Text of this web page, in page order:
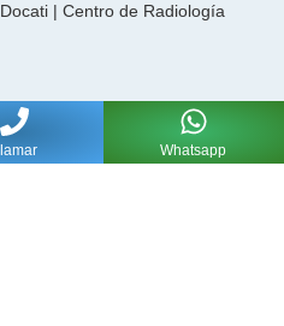
| Centro de Radiología
Whatsapp